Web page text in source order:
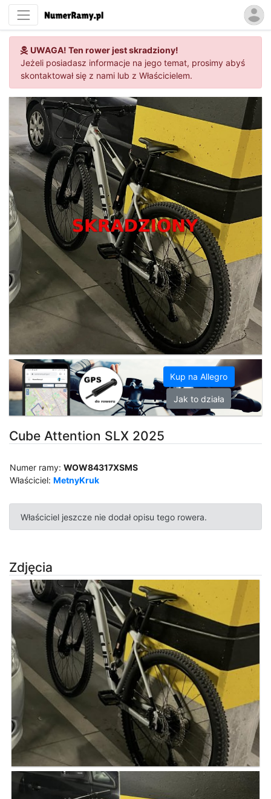
UWAGA! Ten rower jest skradziony!
Jeżeli posiadasz informacje na jego temat, prosimy abyś
skontaktował się z nami lub z Właścicielem.
Kup na Allegro
Jak to działa
Cube Attention SLX 2025
Numer ramy:WOW84317XSMS
Właściciel:MetnyKruk
Właściciel jeszcze nie dodał opisu tego rowera.
Zdjęcia